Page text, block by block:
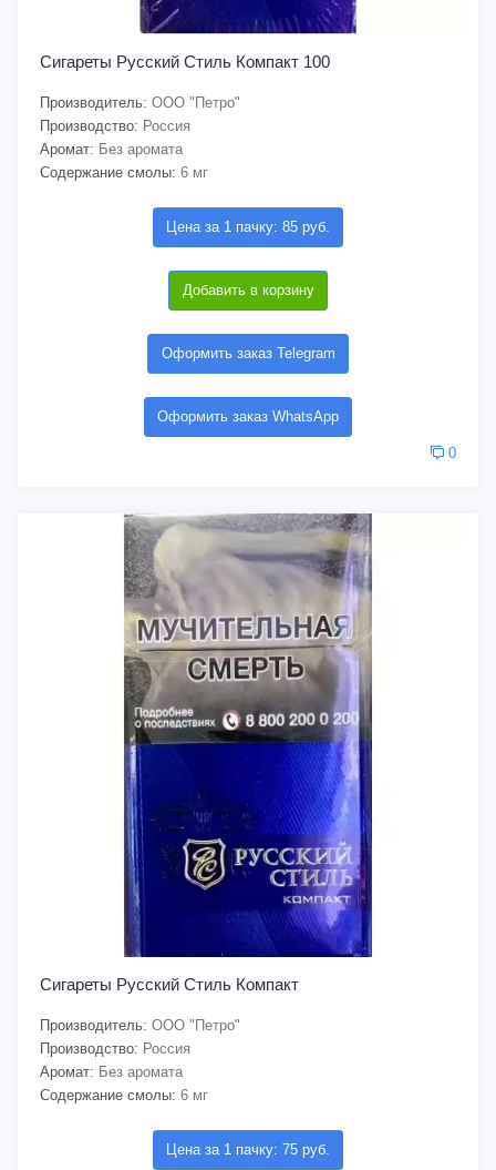
Сигареты Русский Стиль Компакт 100
Производитель: ООО "Петро"
Производство: Россия
Аромат: Без аромата
Содержание смолы: 6 мг
Цена за 1 пачку: 85 руб.
Добавить в корзину
Оформить заказ Telegram
Оформить заказ WhatsApp
0
Сигареты Русский Стиль Компакт
Производитель: ООО "Петро"
Производство: Россия
Аромат: Без аромата
Содержание смолы: 6 мг
Цена за 1 пачку: 75 руб.